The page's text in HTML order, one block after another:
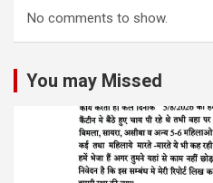
No comments to show.
You may Missed